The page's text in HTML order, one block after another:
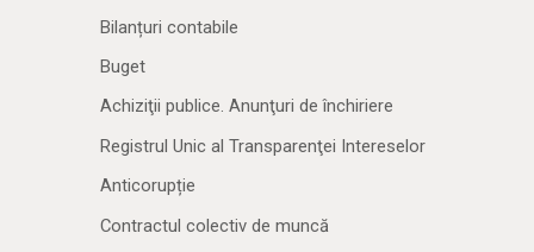
Bilanțuri contabile
Buget
Achiziţii publice. Anunţuri de închiriere
Registrul Unic al Transparenţei Intereselor
Anticorupție
Contractul colectiv de muncă